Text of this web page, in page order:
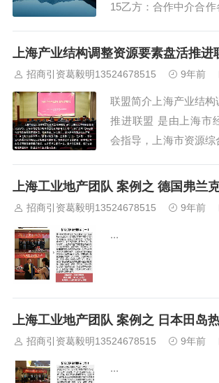
15乙方：合作中介合
容：甲方上海厂房网
上海产业结构调整资源要素盘活推进
招商引资葛毅明13524678515 9年前
联盟简介上海产业结
推进联盟 是由上海市
会指导，上海市资源综
立资源要素推进联盟，
方式，在上海市全市范
上海工业地产团队 案例之 德国弗兰
招商引资葛毅明13524678515 9年前
...
上海工业地产团队 案例之 日本田岛
招商引资葛毅明13524678515 9年前
...